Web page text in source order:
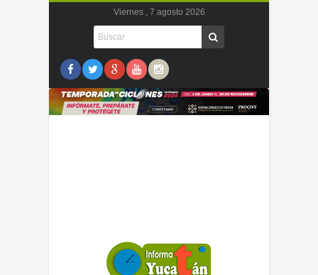
Viernes , 7 agosto 2026